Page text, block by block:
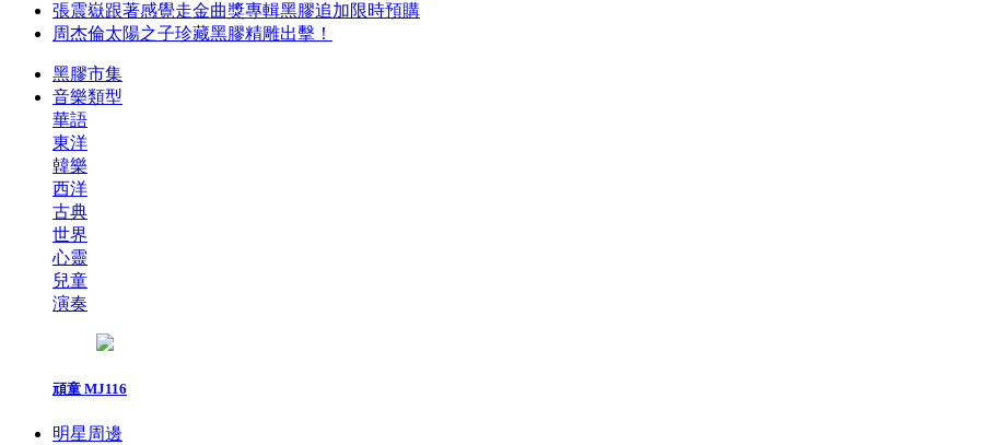
張震嶽跟著感覺走金曲獎專輯黑膠追加限時預購
周杰倫太陽之子珍藏黑膠精雕出擊！
黑膠市集
音樂類型
華語
東洋
韓樂
西洋
古典
世界
心靈
兒童
演奏
頑童 MJ116
明星周邊